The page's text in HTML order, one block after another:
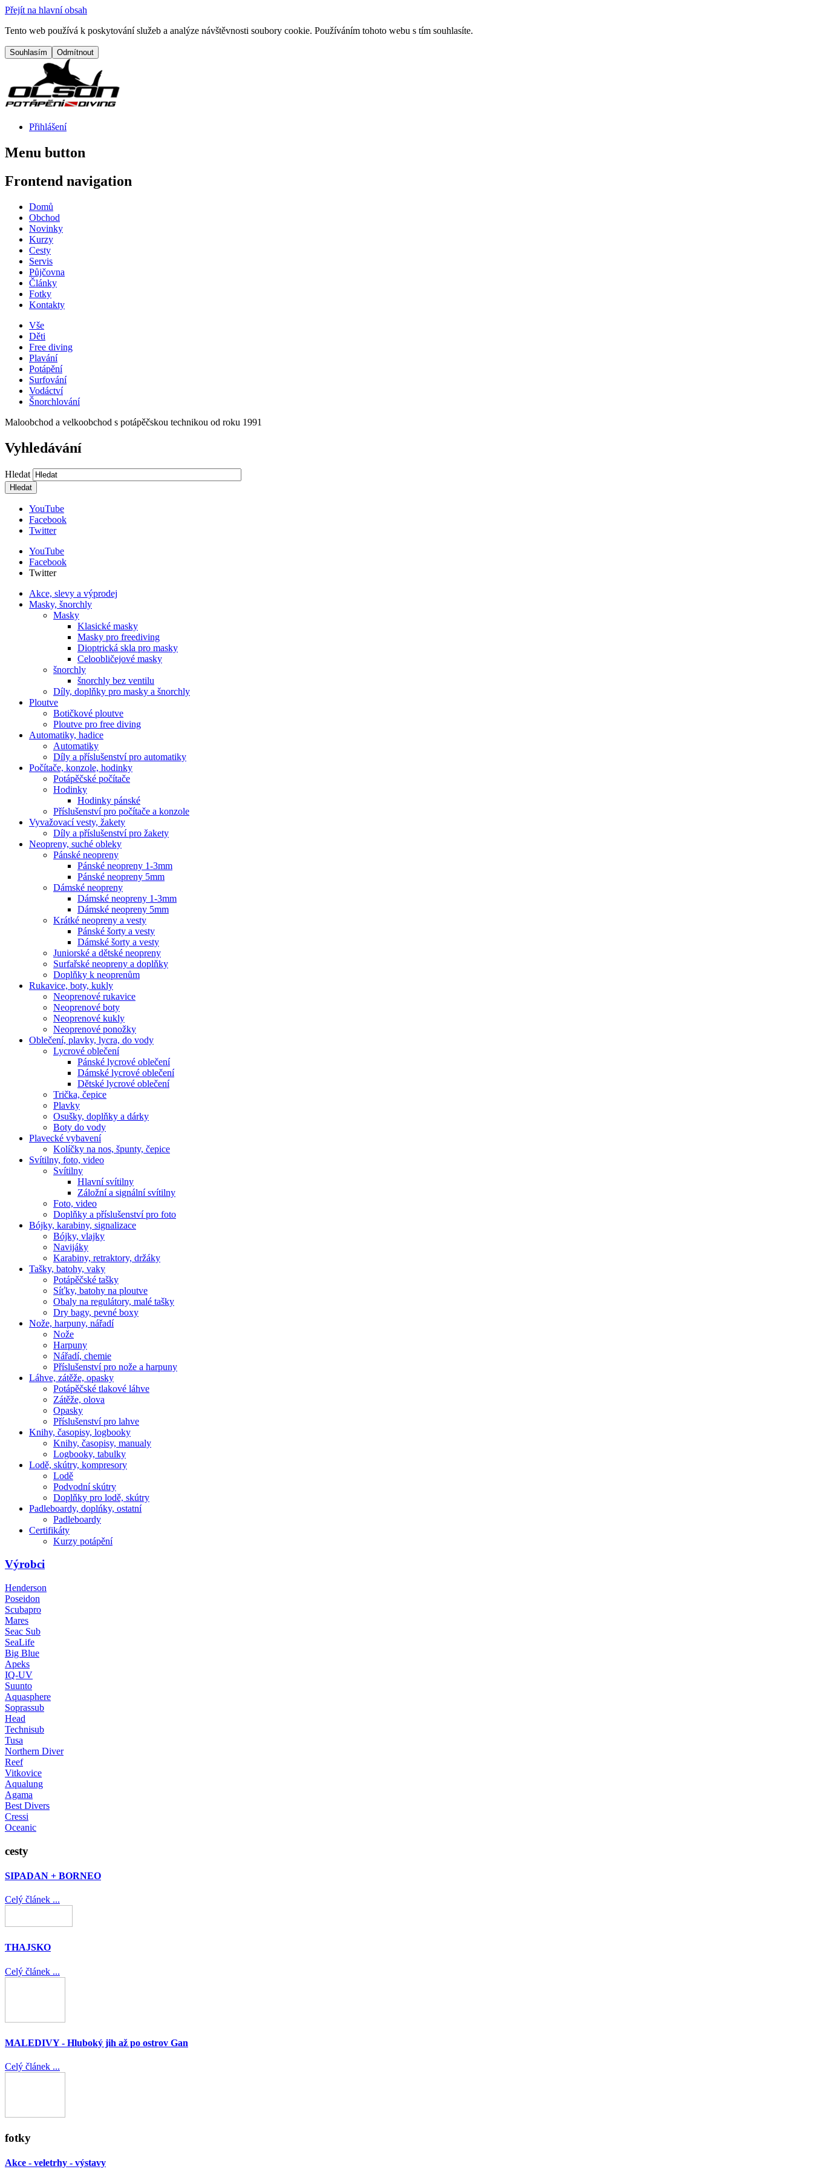
Přejít na hlavní obsah
Tento web používá k poskytování služeb a analýze návštěvnosti soubory cookie. Používáním tohoto webu s tím souhlasíte.
Přihlášení
Menu button
Frontend navigation
Domů
Obchod
Novinky
Kurzy
Cesty
Servis
Půjčovna
Články
Fotky
Kontakty
Vše
Děti
Free diving
Plavání
Potápění
Surfování
Vodáctví
Šnorchlování
Maloobchod a velkoobchod s potápěčskou technikou od roku 1991
Vyhledávání
Hledat
YouTube
Facebook
Twitter
YouTube
Facebook
Twitter
Akce, slevy a výprodej
Masky, šnorchly
Masky
Klasické masky
Masky pro freediving
Dioptrická skla pro masky
Celoobličejové masky
šnorchly
šnorchly bez ventilu
Díly, doplňky pro masky a šnorchly
Ploutve
Botičkové ploutve
Ploutve pro free diving
Automatiky, hadice
Automatiky
Díly a příslušenství pro automatiky
Počítače, konzole, hodinky
Potápěčské počítače
Hodinky
Hodinky pánské
Příslušenství pro počítače a konzole
Vyvažovací vesty, žakety
Díly a příslušenství pro žakety
Neopreny, suché obleky
Pánské neopreny
Pánské neopreny 1-3mm
Pánské neopreny 5mm
Dámské neopreny
Dámské neopreny 1-3mm
Dámské neopreny 5mm
Krátké neopreny a vesty
Pánské šorty a vesty
Dámské šorty a vesty
Juniorské a dětské neopreny
Surfařské neopreny a doplňky
Doplňky k neoprenům
Rukavice, boty, kukly
Neoprenové rukavice
Neoprenové boty
Neoprenové kukly
Neoprenové ponožky
Oblečení, plavky, lycra, do vody
Lycrové oblečení
Pánské lycrové oblečení
Dámské lycrové oblečení
Dětské lycrové oblečení
Trička, čepice
Plavky
Osušky, doplňky a dárky
Boty do vody
Plavecké vybavení
Kolíčky na nos, špunty, čepice
Svítilny, foto, video
Svítilny
Hlavní svítilny
Záložní a signální svítilny
Foto, video
Doplňky a příslušenství pro foto
Bójky, karabiny, signalizace
Bójky, vlajky
Navijáky
Karabiny, retraktory, držáky
Tašky, batohy, vaky
Potápěčské tašky
Síťky, batohy na ploutve
Obaly na regulátory, malé tašky
Dry bagy, pevné boxy
Nože, harpuny, nářadí
Nože
Harpuny
Nářadí, chemie
Příslušenství pro nože a harpuny
Láhve, zátěže, opasky
Potápěčské tlakové láhve
Zátěže, olova
Opasky
Příslušenství pro lahve
Knihy, časopisy, logbooky
Knihy, časopisy, manualy
Logbooky, tabulky
Lodě, skútry, kompresory
Lodě
Podvodní skútry
Doplňky pro lodě, skútry
Padleboardy, doplńky, ostatní
Padleboardy
Certifikáty
Kurzy potápění
Výrobci
Henderson
Poseidon
Scubapro
Mares
Seac Sub
SeaLife
Big Blue
Apeks
IQ-UV
Suunto
Aquasphere
Soprassub
Head
Technisub
Tusa
Northern Diver
Reef
Vitkovice
Aqualung
Agama
Best Divers
Cressi
Oceanic
cesty
SIPADAN + BORNEO
Celý článek ...
THAJSKO
Celý článek ...
MALEDIVY - Hluboký jih až po ostrov Gan
Celý článek ...
fotky
Akce - veletrhy - výstavy